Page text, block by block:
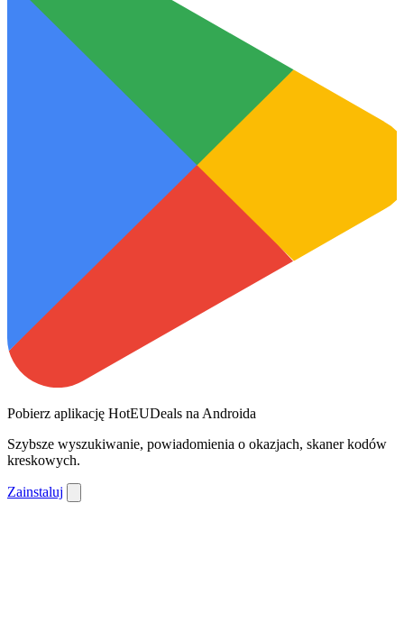
Pobierz aplikację HotEUDeals na Androida
Szybsze wyszukiwanie, powiadomienia o okazjach, skaner kodów
kreskowych.
Zainstaluj